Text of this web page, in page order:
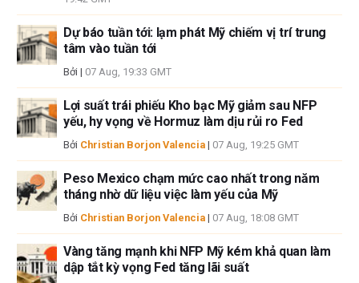
Nếu không được đề cập rõ ràng trong nội dung bài viết, tại thời điểm viết
cập trong bài viết này và không có quan hệ kinh doanh với bất kỳ công ty
nào được đề cập. Tác giả không nhận được tiền công cho việc viết bài
này, ngoài từ FXStreet.
giả không cam đoan về tính chính xác, đầy đủ hoặc phù hợp của thông
tin này. FXStreet và tác giả sẽ không chịu trách nhiệm về bất kỳ sai sót,
thiếu sót hoặc bất kỳ tổn thất, thương tích hoặc thiệt hại nào phát sinh từ
thông tin này và việc hiển thị hoặc sử dụng thông tin này. Ngoại trừ các
lỗi và thiếu sót.
Tác giả và FXStreet không phải là các cố vấn đầu tư đã đăng ký và không
có nội dung nào trong bài viết này nhằm mục đích tư vấn đầu tư.
Dự báo tuần tới: lạm phát Mỹ chiếm vị trí trung
tâm vào tuần tới
Bởi | 07 Aug, 19:33 GMT
Lợi suất trái phiếu Kho bạc Mỹ giảm sau NFP
yếu, hy vọng về Hormuz làm dịu rủi ro Fed
Bởi Christian Borjon Valencia | 07 Aug, 19:25 GMT
Peso Mexico chạm mức cao nhất trong năm
tháng nhờ dữ liệu việc làm yếu của Mỹ
Bởi Christian Borjon Valencia | 07 Aug, 18:08 GMT
Vàng tăng mạnh khi NFP Mỹ kém khả quan làm
dập tắt kỳ vọng Fed tăng lãi suất